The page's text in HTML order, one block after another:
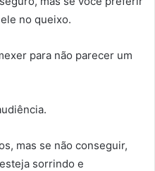
no queixo.
para não parecer um
mas se não conseguir,
sorrindo e